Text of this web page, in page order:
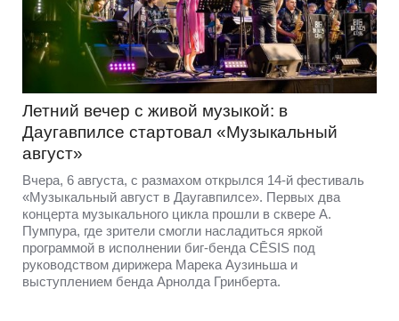
Летний вечер с живой музыкой: в
Даугавпилсе стартовал «Музыкальный
август»
Вчера, 6 августа, с размахом открылся 14-й фестиваль
«Музыкальный август в Даугавпилсе». Первых два
концерта музыкального цикла прошли в сквере А.
Пумпура, где зрители смогли насладиться яркой
программой в исполнении биг-бенда CĒSIS под
руководством дирижера Марека Аузиньша и
выступлением бенда Арнолда Гринберта.